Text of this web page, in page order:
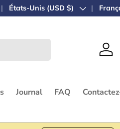
web en cours de création ! Merci
Pays
États-Unis (USD $) Langue
Se
Journal FAQ